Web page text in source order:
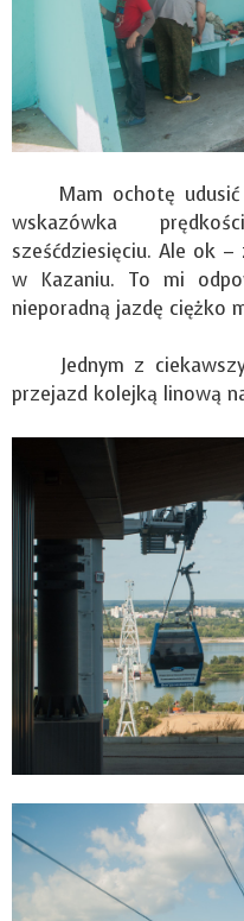
Mam ochotę udusić
wskazówka
sześćdziesięciu. Ale ok
w Kazaniu. To mi
nieporadną jazdę ciężko
Jednym z
przejazd kolejką linową